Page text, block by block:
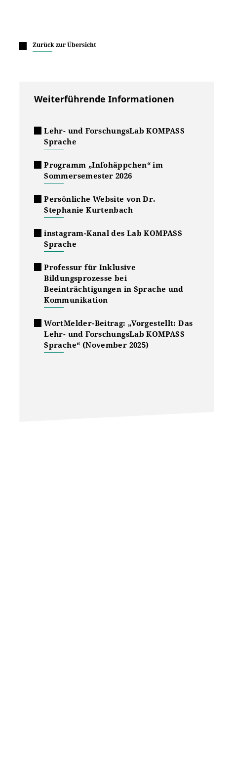
Zurück zur Übersicht
Weiterführende Informationen
Lehr- und ForschungsLab KOMPASS
Sprache
Programm „Infohäppchen“ im
Sommersemester 2026
Persönliche Website von Dr.
Stephanie Kurtenbach
instagram-Kanal des Lab KOMPASS
Sprache
Professur für Inklusive
Bildungsprozesse bei
Beeinträchtigungen in Sprache und
Kommunikation
WortMelder-Beitrag: „Vorgestellt: Das
Lehr- und ForschungsLab KOMPASS
Sprache“ (November 2025)